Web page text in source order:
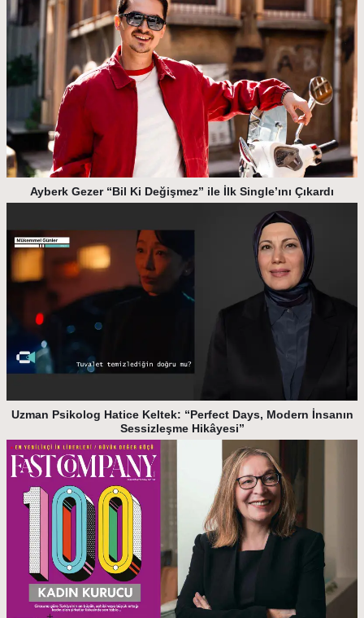
Ayberk Gezer “Bil Ki Değişmez” ile İlk Single’ını Çıkardı
Uzman Psikolog Hatice Keltek: “Perfect Days, Modern İnsanın
Sessizleşme Hikâyesi”